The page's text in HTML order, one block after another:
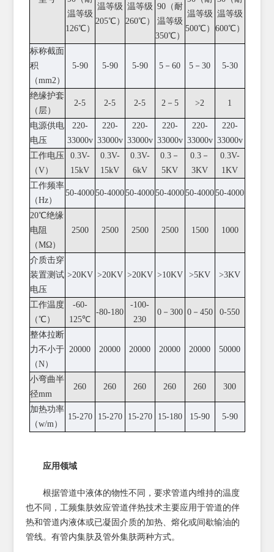
温等级
126℃）
温等级
205℃）
温等级
260℃）
90（耐
温等级
350℃）
温等级
500℃）
温等级
600℃）
标称截面
积
（mm2）
5-90 5-90 5-90 5－60 5－30 5-30
绝缘护套
（层）
2-5 2-5 2-5 2－5 >2 1
电源供电
电压
220-
33000v
220-
33000v
220-
33000v
220-
33000v
220-
33000v
220-
33000v
工作电压
（V）
0.3V-
15kV
0.3V-
15kV
0.3V-
6kV
0.3－
5KV
0.3－
3KV
0.3V-
1KV
工作频率
（Hz）
50-400050-400050-400050-400050-400050-4000
20℃绝缘
电阻
（MΩ）
2500 2500 2500 2500 1500 1000
介质击穿
装置测试
电压
>20KV >20KV >20KV >10KV >5KV >3KV
工作温度
（℃）
-60-
125℃
-80-180
-100-
230
0－300 0－450 0-550
整体拉断
力不小于
（N）
20000 20000 20000 20000 20000 50000
小弯曲半
径mm
260 260 260 260 260 300
加热功率
（w/m）
15-270 15-270 15-270 15-180 15-90 5-90
应用领域
根据管道中液体的物性不同，要求管道内维持的温度
也不同，工频集肤效应管道伴热技术主要应用于管道的伴
热和管道内液体或已凝固介质的加热、熔化或间歇输油的
管线。有管内集肤及管外集肤两种方式。